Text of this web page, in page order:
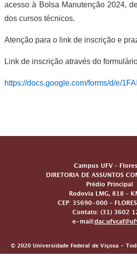
acesso à Bolsa Manutenção 2024,
dos cursos técnicos.
Atenção para o link de inscrição e
Link de inscrição através do
https://docs.google.com/forms/d/e/
Campus UFV –
DIRETORIA DE ASSUNTOS
Prédio Principal
Rodovia LMG, 818 –
CEP: 35690-000 –
Contato: (31) 3602
e-mail:
© 2020 Universidade Federal de Viçosa -